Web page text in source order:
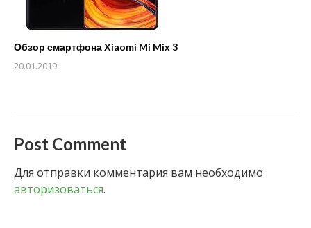
Обзор смартфона Xiaomi Mi Mix 3
20.01.2019
Post Comment
Для отправки комментария вам необходимо
авторизоваться.